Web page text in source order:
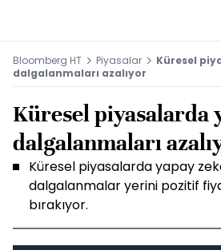
Bloomberg HT Piyasalar
Küresel
dalgalanmaları azalıyor
Küresel piyasalarda
dalgalanmaları
Küresel piyasalarda yapay
dalgalanmalar yerini pozitif
bırakıyor.